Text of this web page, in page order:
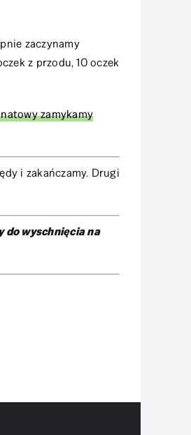
zaczynamy
z przodu, 10 oczek
zamykamy
i zakańczamy. Drugi
do wyschnięcia na